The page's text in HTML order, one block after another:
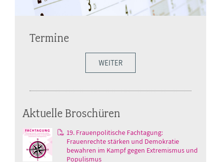
Termine
WEITER
Aktuelle Broschüren
19. Frauenpolitische Fachtagung:
Frauenrechte stärken und Demokratie
bewahren im Kampf gegen Extremismus und
Populismus